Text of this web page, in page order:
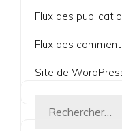
Flux des
Flux des
Site de
Rechercher :